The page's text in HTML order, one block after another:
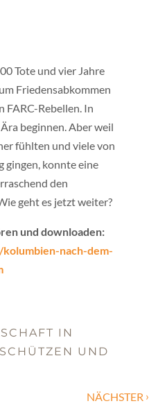
Tote und vier Jahre
Friedensabkommen
FARC-Rebellen. In
beginnen. Aber weil
fühlten und viele von
gingen, konnte eine
den
geht es jetzt weiter?
und downloaden:
nach-dem-
IN
UND
NÄCHSTER ›